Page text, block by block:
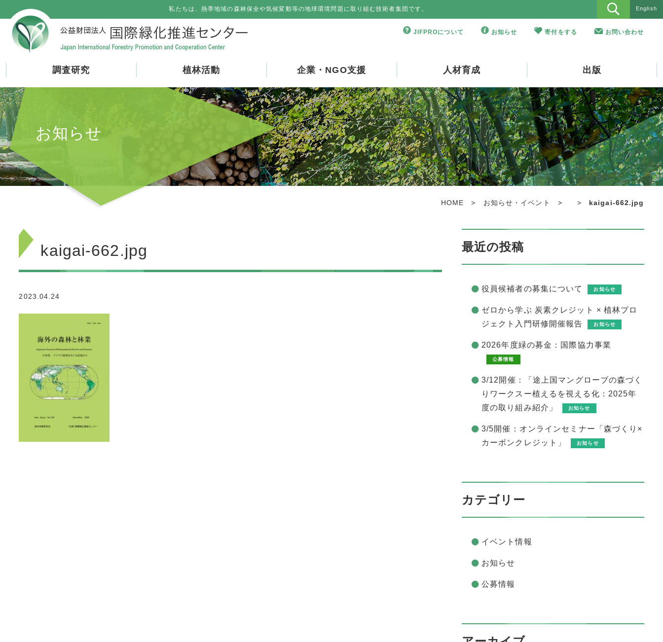
私たちは、熱帯地域の森林保全や気候変動等の地球環境問題に取り組む技術者集団です。 English
JIFPROについて お知らせ 寄付をする お問い合わせ
調査研究 植林活動 企業・NGO支援 人材育成 出版
お知らせ
HOME > お知らせ・イベント > > kaigai-662.jpg
kaigai-662.jpg
2023.04.24
最近の投稿
役員候補者の募集について お知らせ
ゼロから学ぶ 炭素クレジット × 植林プロ
ジェクト入門研修開催報告
お知らせ
2026年度緑の募金：国際協力事業
公募情報
3/12開催：「途上国マングローブの森づく
りワークスー植えるを視える化：2025年
度の取り組み紹介」
お知らせ
3/5開催：オンラインセミナー「森づくり×
カーボンクレジット」
お知らせ
カテゴリー
イベント情報
お知らせ
公募情報